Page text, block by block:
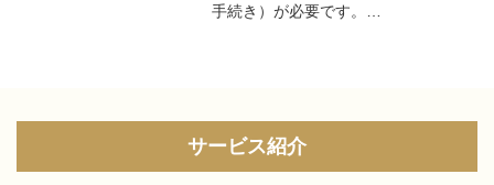
手続き）が必要です。
この度、法改正...
サービス紹介